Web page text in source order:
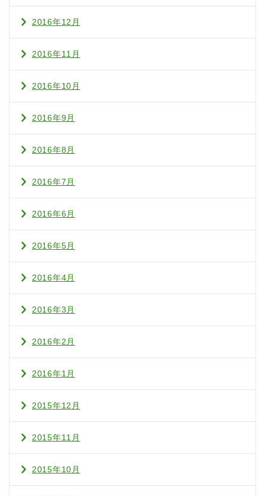
2016年12月
2016年11月
2016年10月
2016年9月
2016年8月
2016年7月
2016年6月
2016年5月
2016年4月
2016年3月
2016年2月
2016年1月
2015年12月
2015年11月
2015年10月